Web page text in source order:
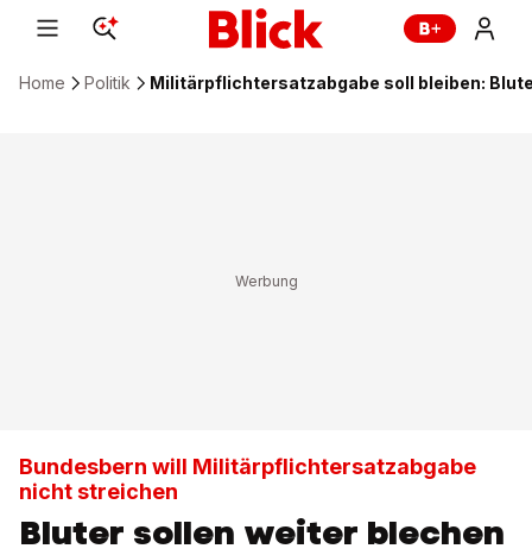
Home Politik Militärpflichtersatzabgabe soll bleiben:
Bundesbern will Militärpflichtersatzabgabe
nicht streichen
Bluter sollen weiter blechen